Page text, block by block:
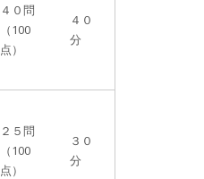
４０問
（100
点）
４０
分
２５問
（100
点）
３０
分